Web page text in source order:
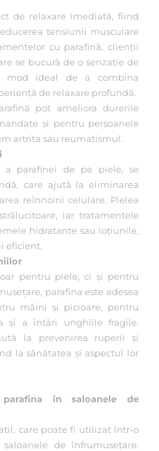
de relaxare imediată, fiind
tensiunii musculare
cu parafină, clienții
se bucură de o senzație de
mod ideal de a combina
de relaxare profundă.
pot ameliora durerile
și pentru persoanele
artrita sau reumatismul.
a parafinei de pe piele, se
care ajută la eliminarea
reînnoirii celulare. Pielea
iar tratamentele
hidratante sau loțiunile,
eficient.
pentru piele, ci și pentru
parafina este adesea
mâini și picioare, pentru
și a întări unghiile fragile.
la prevenirea ruperii și
la sănătatea și aspectul lor
în saloanele de
care poate fi utilizat într-o
de înfrumusețare.